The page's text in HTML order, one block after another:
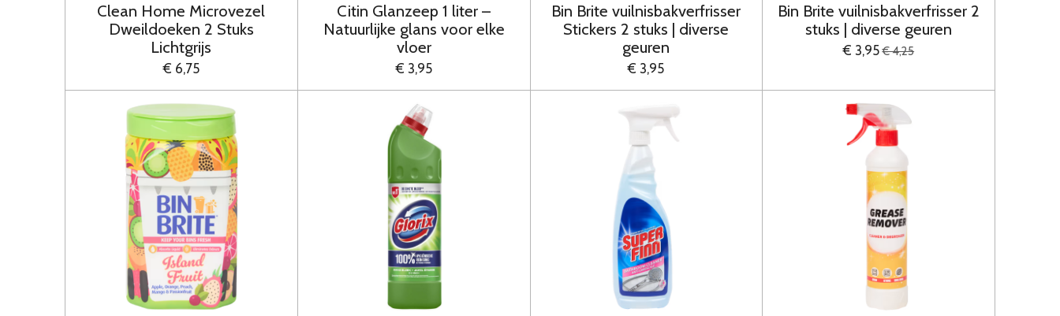
Clean Home Microvezel
Dweildoeken 2 Stuks
Lichtgrijs
€ 6,75
Citin Glanzeep 1 liter –
Natuurlijke glans voor elke
vloer
€ 3,95
Bin Brite vuilnisbakverfrisser
Stickers 2 stuks | diverse
geuren
€ 3,95
Bin Brite vuilnisbakverfrisser 2
stuks | diverse geuren
€ 3,95 € 4,25